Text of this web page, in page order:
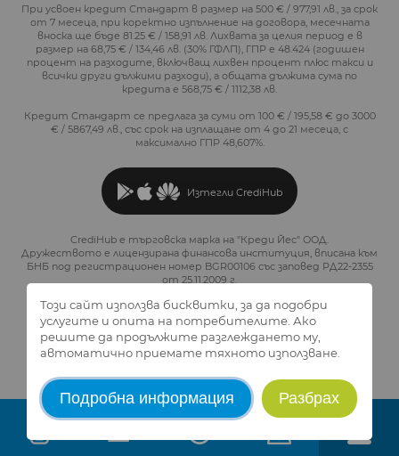
При усвоен кредит Стандарт в размер на 500 € / 977,91 лв., за срок
от 7 месеца, при коректно изпълнение на договора, месечната
вноска ще бъде 81.25 € / 158,91 лв. Лихвата за целия период е в
размер на 68,75 € / 134,46 лв. (30% ГФЛП), ГПР е 48.424 (годишен
процент на разходите, включващ лихвен процент плюс такси и
всички други дължими разходи), а общата дължима сума по
кредита е 568,75 € / 1112,38 лв.
Кредит Стандарт се предлага за суми от 100 € / 195,58 € до 3000
€ / 5867,49 лв., със срок на изплащане от 4 до 21 месеца, с
максимално ГПР 48,607%.
Изтегли CrediHub
CrediHub е търговска марка на "Креди Йес" ООД.
Дружеството е лицензирана финансова институция, вписана към
БНБ под регистрационен номер BGR00106 със заповед РД22-2355
от 25.11.2009 г.
2026 © CrediHub.Всички права запазени.
Този сайт използва бисквитки, за да подобри
услугите и опита на потребителите. Ако
решите да продължите разглеждането му,
автоматично приемате тяхното използване.
Подробна информация Разбрах